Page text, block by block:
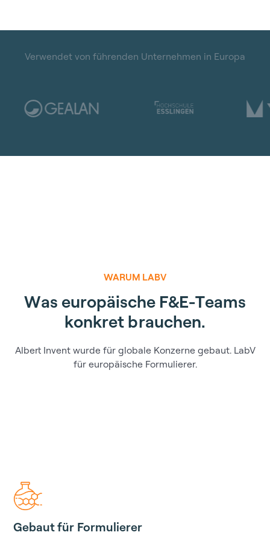
Verwendet von führenden Unternehmen in Europa
WARUM LABV
Was europäische F&E-Teams
konkret brauchen.
Albert Invent wurde für globale Konzerne gebaut. LabV
für europäische Formulierer.
Gebaut für Formulierer